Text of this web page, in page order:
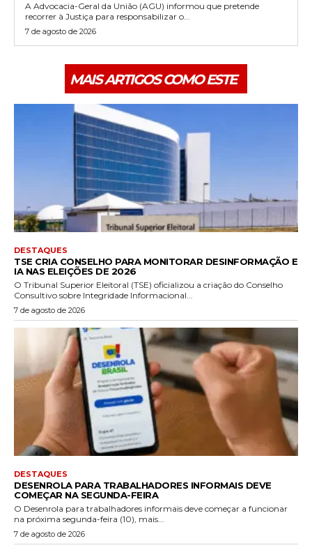
A Advocacia-Geral da União (AGU) informou que pretende
recorrer à Justiça para responsabilizar o...
7 de agosto de 2026
MAIS ARTIGOS COMO ESTE
DESTAQUES
TSE CRIA CONSELHO PARA MONITORAR DESINFORMAÇÃO E
IA NAS ELEIÇÕES DE 2026
O Tribunal Superior Eleitoral (TSE) oficializou a criação do Conselho
Consultivo sobre Integridade Informacional...
7 de agosto de 2026
DESTAQUES
DESENROLA PARA TRABALHADORES INFORMAIS DEVE
COMEÇAR NA SEGUNDA-FEIRA
O Desenrola para trabalhadores informais deve começar a funcionar
na próxima segunda-feira (10), mais...
7 de agosto de 2026